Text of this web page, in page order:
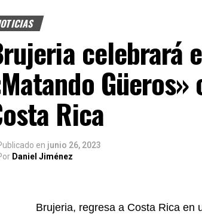
celebrará
Rica
en junio 26, 2023
Daniel Jiménez
Brujeria, regresa a Costa Rica en